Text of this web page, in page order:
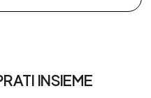
INSIEME